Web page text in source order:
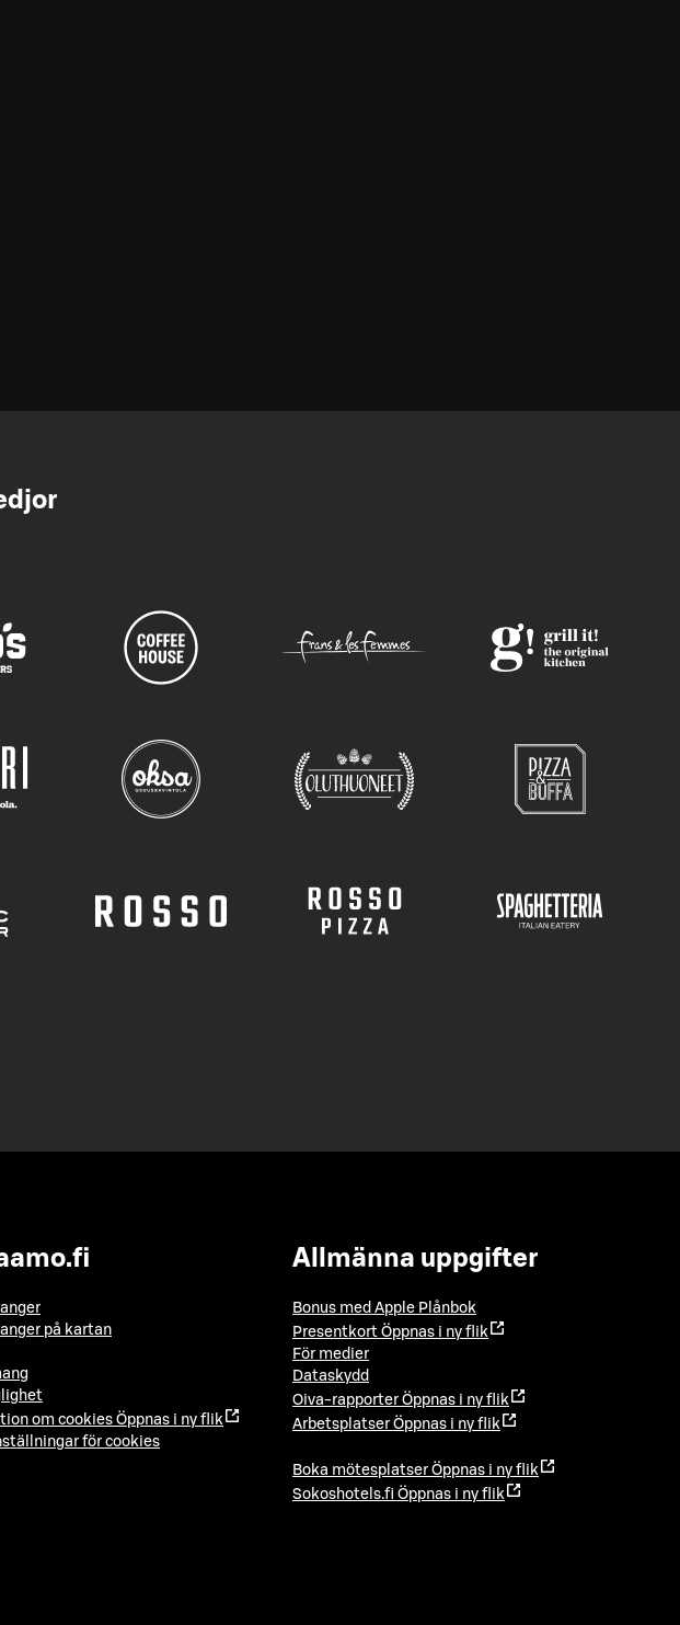
på kartan
om cookies Öppnas i ny flik
för cookies
Allmänna uppgifter
Bonus med Apple Plånbok
Presentkort Öppnas i ny flik
För medier
Dataskydd
Oiva-rapporter Öppnas i ny flik
Arbetsplatser Öppnas i ny flik
Boka mötesplatser Öppnas i ny flik
Sokoshotels.fi Öppnas i ny flik